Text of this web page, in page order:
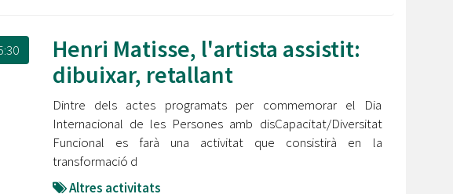
Henri Matisse, l'artista assistit:
dibuixar, retallant
Dintre dels actes programats per commemorar el Dia
Internacional de les Persones amb disCapacitat/Diversitat
Funcional es farà una activitat que consistirà en la
transformació d
Altres activitats